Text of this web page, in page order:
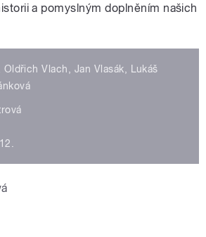
a pomyslným doplněním našich
Vlach, Jan Vlasák, Lukáš